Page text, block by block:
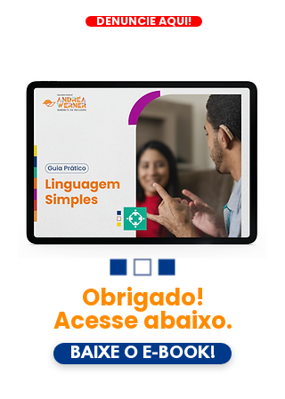
DENUNCIE AQUI!
Obrigado!
Acesse abaixo.
BAIXE O E-BOOK!